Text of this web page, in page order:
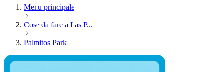
Menu principale
Cose da fare a Las P...
Palmitos Park